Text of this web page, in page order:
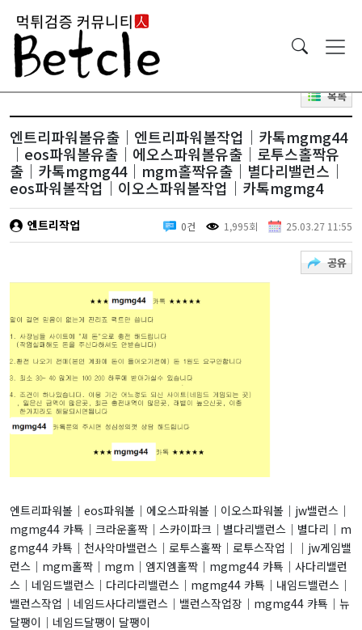
목록
엔트리파워볼유출│엔트리파워볼작업│카톡mgmg44
│eos파워볼유출│에오스파워볼유출│로투스홀짝유
출│카톡mgmg44│mgm홀짝유출│별다리밸런스│
eos파워볼작업│이오스파워볼작업│카톡mgmg4
엔트리작업 0건 1,995회 25.03.27 11:55
공유
엔트리파워볼│eos파워볼│에오스파워볼│이오스파워볼│jw밸런스│
mgmg44 캬툑│크라운홀짝│스카이파크│별다리밸런스│별다리│m
gmg44 캬툑│천사악마밸런스│로투스홀짝│로투스작업││jw게임밸
런스│mgm홀짝│mgm│엠지엠홀짝│mgmg44 캬툑│사다리밸런
스│네임드밸런스│다리다리밸런스│mgmg44 캬툑│내임드밸런스│
밸런스작업│네임드사다리밸런스│밸런스작업장│mgmg44 캬툑│뉴
달팽이│네임드달팽이 달팽이